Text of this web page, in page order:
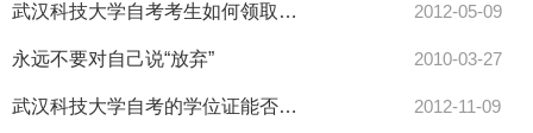
武汉科技大学自考考生如何领取单科合格证 2012-05-09
永远不要对自己说“放弃” 2010-03-27
武汉科技大学自考的学位证能否代办呢 2012-11-09